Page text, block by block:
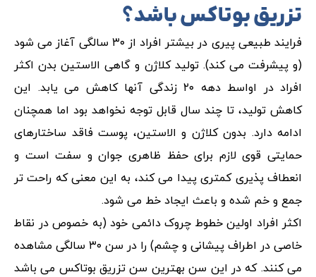
تزریق بوتاکس باشد؟
فرایند طبیعی پیری در بیشتر افراد از ۳۰ سالگی آغاز می شود
(و پیشرفت می کند). تولید کلاژن و گاهی الاستین بدن اکثر
افراد در اواسط دهه ۲۰ زندگی آنها کاهش می یابد. این
کاهش تولید، تا چند سال قابل توجه نخواهد بود اما همچنان
ادامه دارد. بدون کلاژن و الاستین، پوست فاقد ساختارهای
حمایتی قوی لازم برای حفظ ظاهری جوان و سفت است و
انعطاف پذیری کمتری پیدا می کند، به این معنی که راحت تر
جمع و خم شده و باعث ایجاد خط می شود.
اکثر افراد اولین خطوط چروک دائمی خود (به خصوص در نقاط
خاصی در اطراف پیشانی و چشم) را در سن ۳۰ سالگی مشاهده
می کنند. که در این سن بهترین سن تزریق بوتاکس می باشد